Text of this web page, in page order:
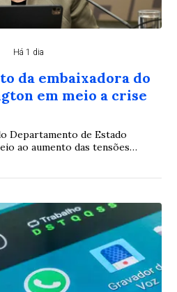
Há 1 dia
da embaixadora do
em meio a crise
Departamento de Estado
ao aumento das tensões